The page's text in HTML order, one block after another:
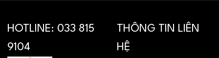
HOTLINE: 033 815
9104
THÔNG TIN LIÊN
HỆ